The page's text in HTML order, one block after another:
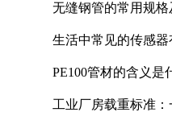
无缝钢管的常用规格
生活中常见的传感器
PE100管材的含义是
工业厂房载重标准